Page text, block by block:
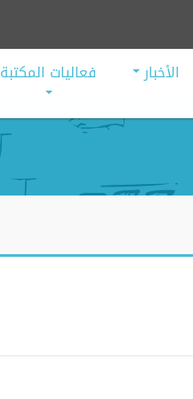
الأخبار فعاليات المكتبة